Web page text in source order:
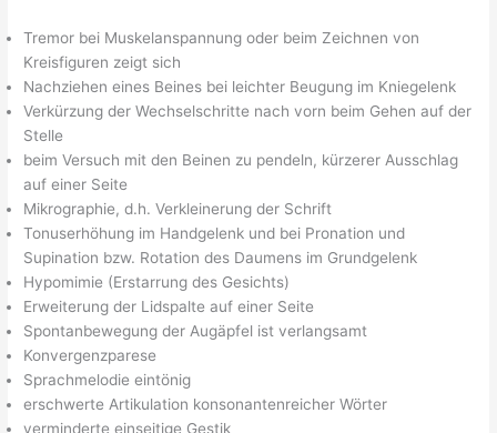
Tremor bei Muskelanspannung oder beim Zeichnen von
Kreisfiguren zeigt sich
Nachziehen eines Beines bei leichter Beugung im Kniegelenk
Verkürzung der Wechselschritte nach vorn beim Gehen auf der
Stelle
beim Versuch mit den Beinen zu pendeln, kürzerer Ausschlag
auf einer Seite
Mikrographie, d.h. Verkleinerung der Schrift
Tonuserhöhung im Handgelenk und bei Pronation und
Supination bzw. Rotation des Daumens im Grundgelenk
Hypomimie (Erstarrung des Gesichts)
Erweiterung der Lidspalte auf einer Seite
Spontanbewegung der Augäpfel ist verlangsamt
Konvergenzparese
Sprachmelodie eintönig
erschwerte Artikulation konsonantenreicher Wörter
verminderte einseitige Gestik